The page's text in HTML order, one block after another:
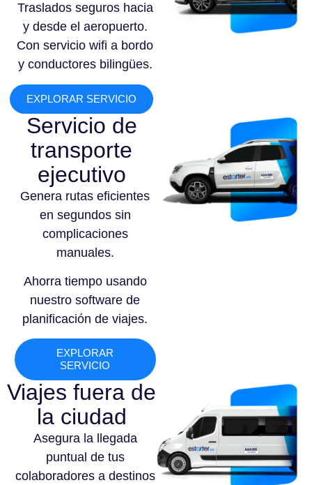
Traslados seguros hacia
y desde el aeropuerto.
Con servicio wifi a bordo
y conductores bilingües.
EXPLORAR SERVICIO
Servicio de
transporte
ejecutivo
Genera rutas eficientes
en segundos sin
complicaciones
manuales.
Ahorra tiempo usando
nuestro software de
planificación de viajes.
EXPLORAR
SERVICIO
Viajes fuera de
la ciudad
Asegura la llegada
puntual de tus
colaboradores a destinos